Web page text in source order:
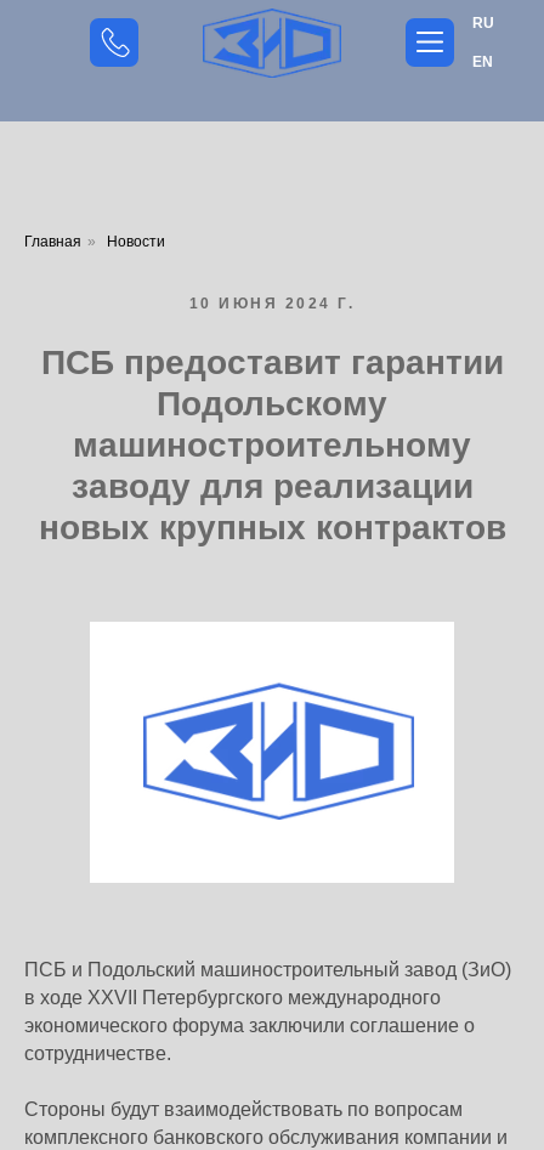
RU
EN
Главная » Новости
10 ИЮНЯ 2024 Г.
ПСБ предоставит гарантии
Подольскому
машиностроительному
заводу для реализации
новых крупных контрактов
ПСБ и Подольский машиностроительный завод (ЗиО)
в ходе XXVII Петербургского международного
экономического форума заключили соглашение о
сотрудничестве.
Стороны будут взаимодействовать по вопросам
комплексного банковского обслуживания компании и